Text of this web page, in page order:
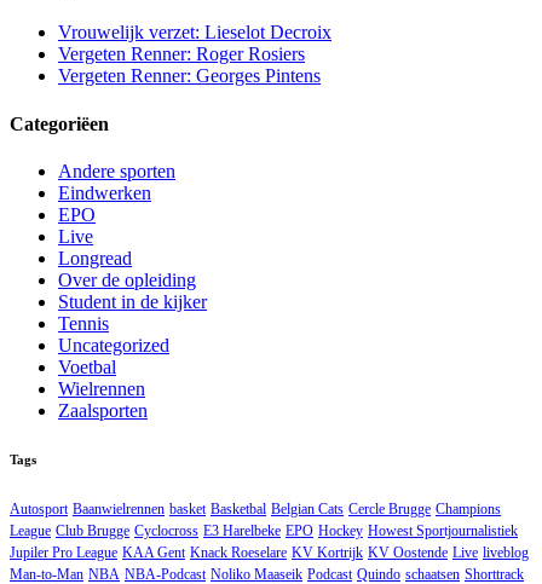
Vrouwelijk verzet: Lieselot Decroix
Vergeten Renner: Roger Rosiers
Vergeten Renner: Georges Pintens
Categoriëen
Andere sporten
Eindwerken
EPO
Live
Longread
Over de opleiding
Student in de kijker
Tennis
Uncategorized
Voetbal
Wielrennen
Zaalsporten
Tags
Autosport Baanwielrennen basket Basketbal Belgian Cats Cercle Brugge Champions
League Club Brugge Cyclocross E3 Harelbeke EPO Hockey Howest Sportjournalistiek
Jupiler Pro League KAA Gent Knack Roeselare KV Kortrijk KV Oostende Live liveblog
Man-to-Man NBA NBA-Podcast Noliko Maaseik Podcast Quindo schaatsen Shorttrack